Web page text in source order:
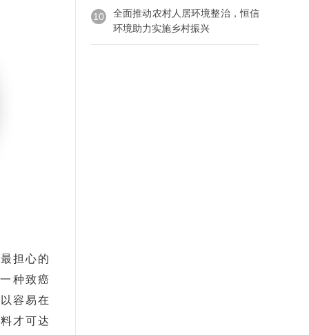
担心的
种致癌
容易在
才可达
10
全面推动农村人居环境整治，恒信
环境助力实施乡村振兴